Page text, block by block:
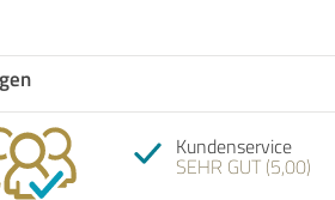
Kundenservice
SEHR GUT (5,00)